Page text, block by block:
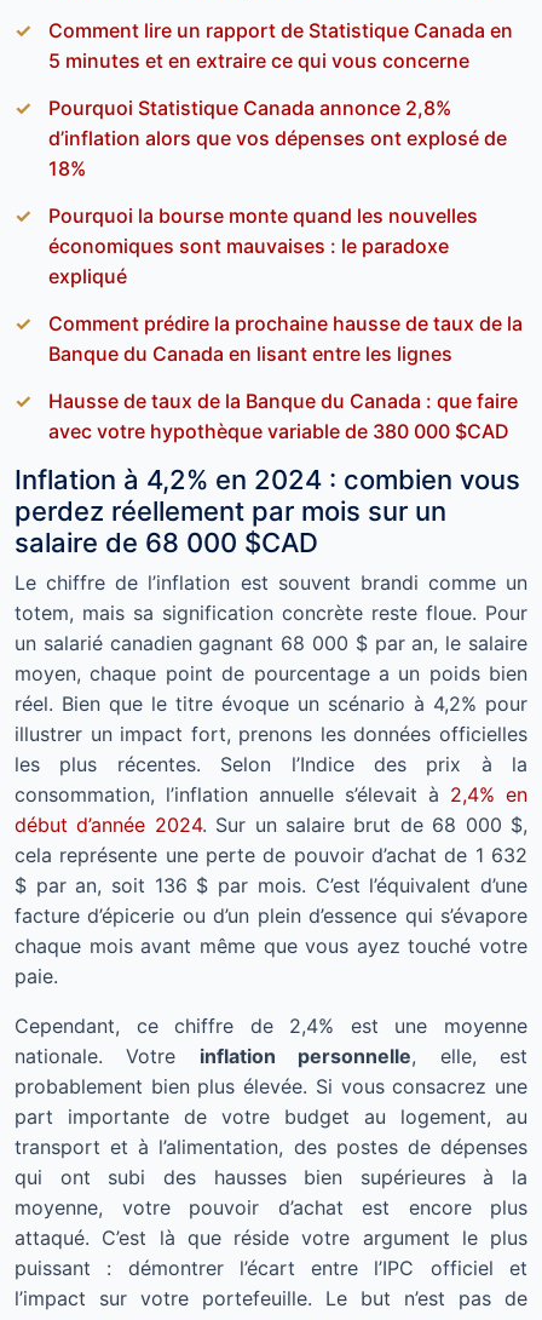
Comment lire un rapport de Statistique Canada en
5 minutes et en extraire ce qui vous concerne
Pourquoi Statistique Canada annonce 2,8%
d’inflation alors que vos dépenses ont explosé de
18%
Pourquoi la bourse monte quand les nouvelles
économiques sont mauvaises : le paradoxe
expliqué
Comment prédire la prochaine hausse de taux de la
Banque du Canada en lisant entre les lignes
Hausse de taux de la Banque du Canada : que faire
avec votre hypothèque variable de 380 000 $CAD
Inflation à 4,2% en 2024 : combien vous
perdez réellement par mois sur un
salaire de 68 000 $CAD
Le chiffre de l’inflation est souvent brandi comme un
totem, mais sa signification concrète reste floue. Pour
un salarié canadien gagnant 68 000 $ par an, le salaire
moyen, chaque point de pourcentage a un poids bien
réel. Bien que le titre évoque un scénario à 4,2% pour
illustrer un impact fort, prenons les données officielles
les plus récentes. Selon l’Indice des prix à la
consommation, l’inflation annuelle s’élevait à 2,4% en
début d’année 2024. Sur un salaire brut de 68 000 $,
cela représente une perte de pouvoir d’achat de 1 632
$ par an, soit 136 $ par mois. C’est l’équivalent d’une
facture d’épicerie ou d’un plein d’essence qui s’évapore
chaque mois avant même que vous ayez touché votre
paie.
Cependant, ce chiffre de 2,4% est une moyenne
nationale. Votre inflation personnelle, elle, est
probablement bien plus élevée. Si vous consacrez une
part importante de votre budget au logement, au
transport et à l’alimentation, des postes de dépenses
qui ont subi des hausses bien supérieures à la
moyenne, votre pouvoir d’achat est encore plus
attaqué. C’est là que réside votre argument le plus
puissant : démontrer l’écart entre l’IPC officiel et
l’impact sur votre portefeuille. Le but n’est pas de